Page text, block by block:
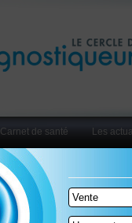
Carnet de santé Les